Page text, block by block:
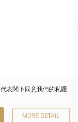
表閣下同意我們的私隱
MORE DETAIL